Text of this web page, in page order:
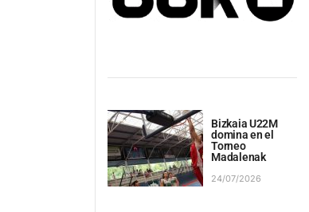
Bizkaia U22M
domina en el
Torneo
Madalenak
24/07/2026